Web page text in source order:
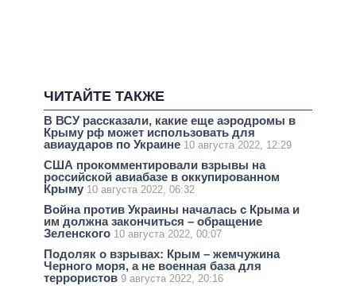
ЧИТАЙТЕ ТАКЖЕ
В ВСУ рассказали, какие еще аэродромы в
Крыму рф может использовать для
авиаударов по Украине 10 августа 2022, 12:29
США прокомментировали взрывы на
российской авиабазе в оккупированном
Крыму 10 августа 2022, 06:32
Война против Украины началась с Крыма и
им должна закончиться – обращение
Зеленского 10 августа 2022, 00:07
Подоляк о взрывах: Крым – жемчужина
Черного моря, а не военная база для
террористов 9 августа 2022, 20:16